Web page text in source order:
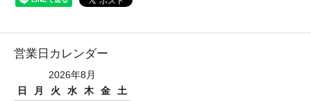
営業日カレンダー
2026年8月
日
月 火 水 木 金
土